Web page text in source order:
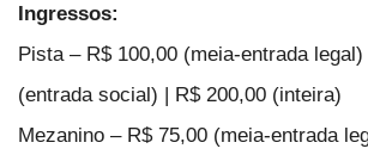
Ingressos:
Pista – R$ 100,00 (meia-entrada
(entrada social) | R$ 200,00 (inteira)
Mezanino – R$ 75,00 (meia-entrada